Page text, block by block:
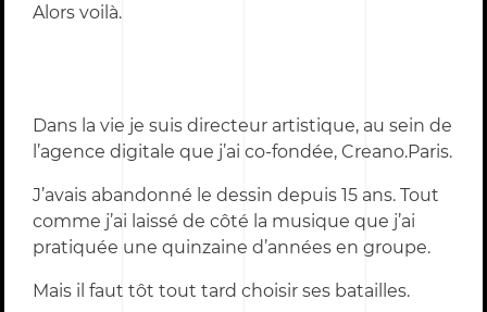
Alors voilà.
Dans la vie je suis directeur artistique, au sein de
l’agence digitale que j’ai co-fondée, Creano.Paris.
J’avais abandonné le dessin depuis 15 ans. Tout
comme j’ai laissé de côté la musique que j’ai
pratiquée une quinzaine d’années en groupe.
Mais il faut tôt tout tard choisir ses batailles.